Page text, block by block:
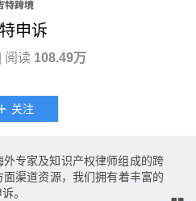
申诉
| 阅读 108.49万
关注
专家及知识产权律师组成的跨
渠道资源，我们拥有着丰富的
。